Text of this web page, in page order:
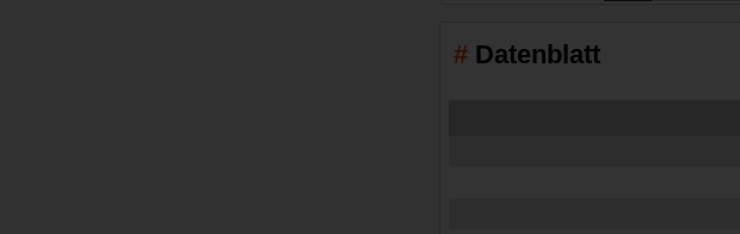
Datenblatt